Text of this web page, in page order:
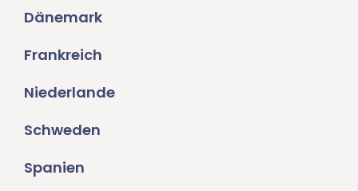
Dänemark
Frankreich
Niederlande
Schweden
Spanien